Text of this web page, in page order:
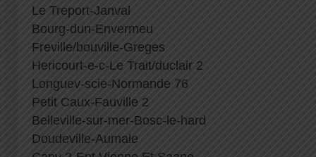
Le Treport-Janval
Bourg-dun-Envermeu
Freville/bouville-Greges
Hericourt-e-c-Le Trait/duclair 2
Longuev-scie-Normande 76
Petit Caux-Fauville 2
Belleville-sur-mer-Bosc-le-hard
Doudeville-Aumale